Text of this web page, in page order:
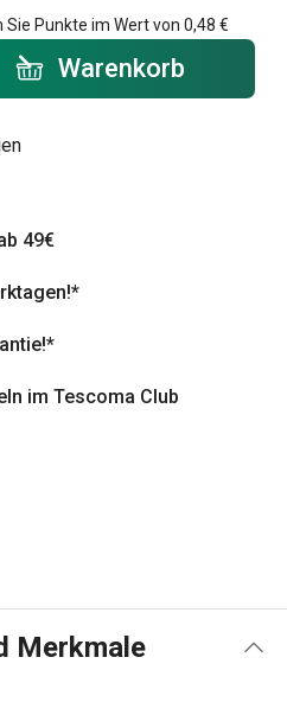
Sie Punkte im Wert von 0,48 €
Warenkorb
49€
im Tescoma Club
Merkmale